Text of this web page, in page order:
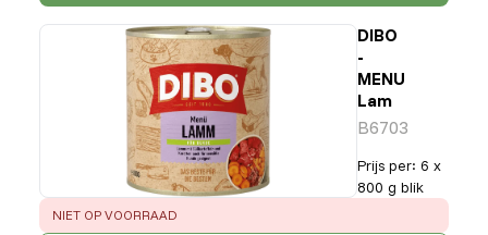
DIBO
-
MENU
Lam
B6703
Prijs per: 6 x
800 g blik
ERROR:
NIET OP VOORRAAD